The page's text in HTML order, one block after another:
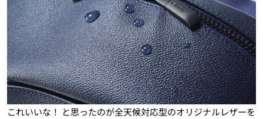
これいいな！ と思ったのが全天候対応型のオリジナルレザーを